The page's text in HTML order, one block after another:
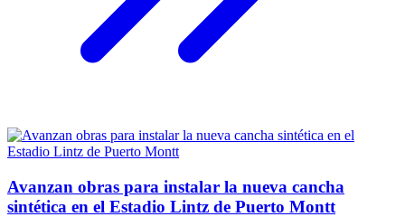
Avanzan obras para instalar la nueva cancha
sintética en el Estadio Lintz de Puerto Montt